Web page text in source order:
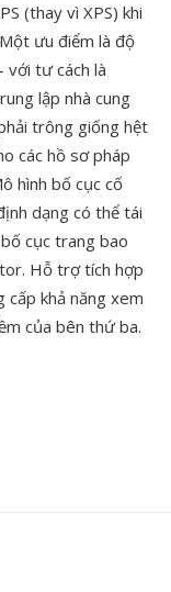
(thay vì XPS) khi
ưu điểm là độ
tư cách là
lập nhà cung
trông giống hệt
các hồ sơ pháp
hình bố cục cố
dạng có thể tái
cục trang bao
Hỗ trợ tích hợp
cấp khả năng xem
của bên thứ ba.